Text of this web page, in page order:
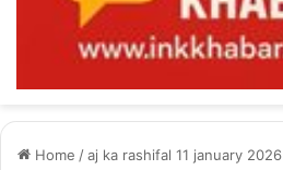
Home /aj ka rashifal 11 january 2026